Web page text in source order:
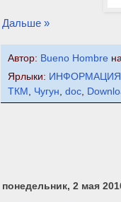
Дальше »
Автор: Bueno Hombre
Ярлыки: ИНФОРМАЦИЯ
ТКМ , Чугун, doc,
понедельник, 2 мая